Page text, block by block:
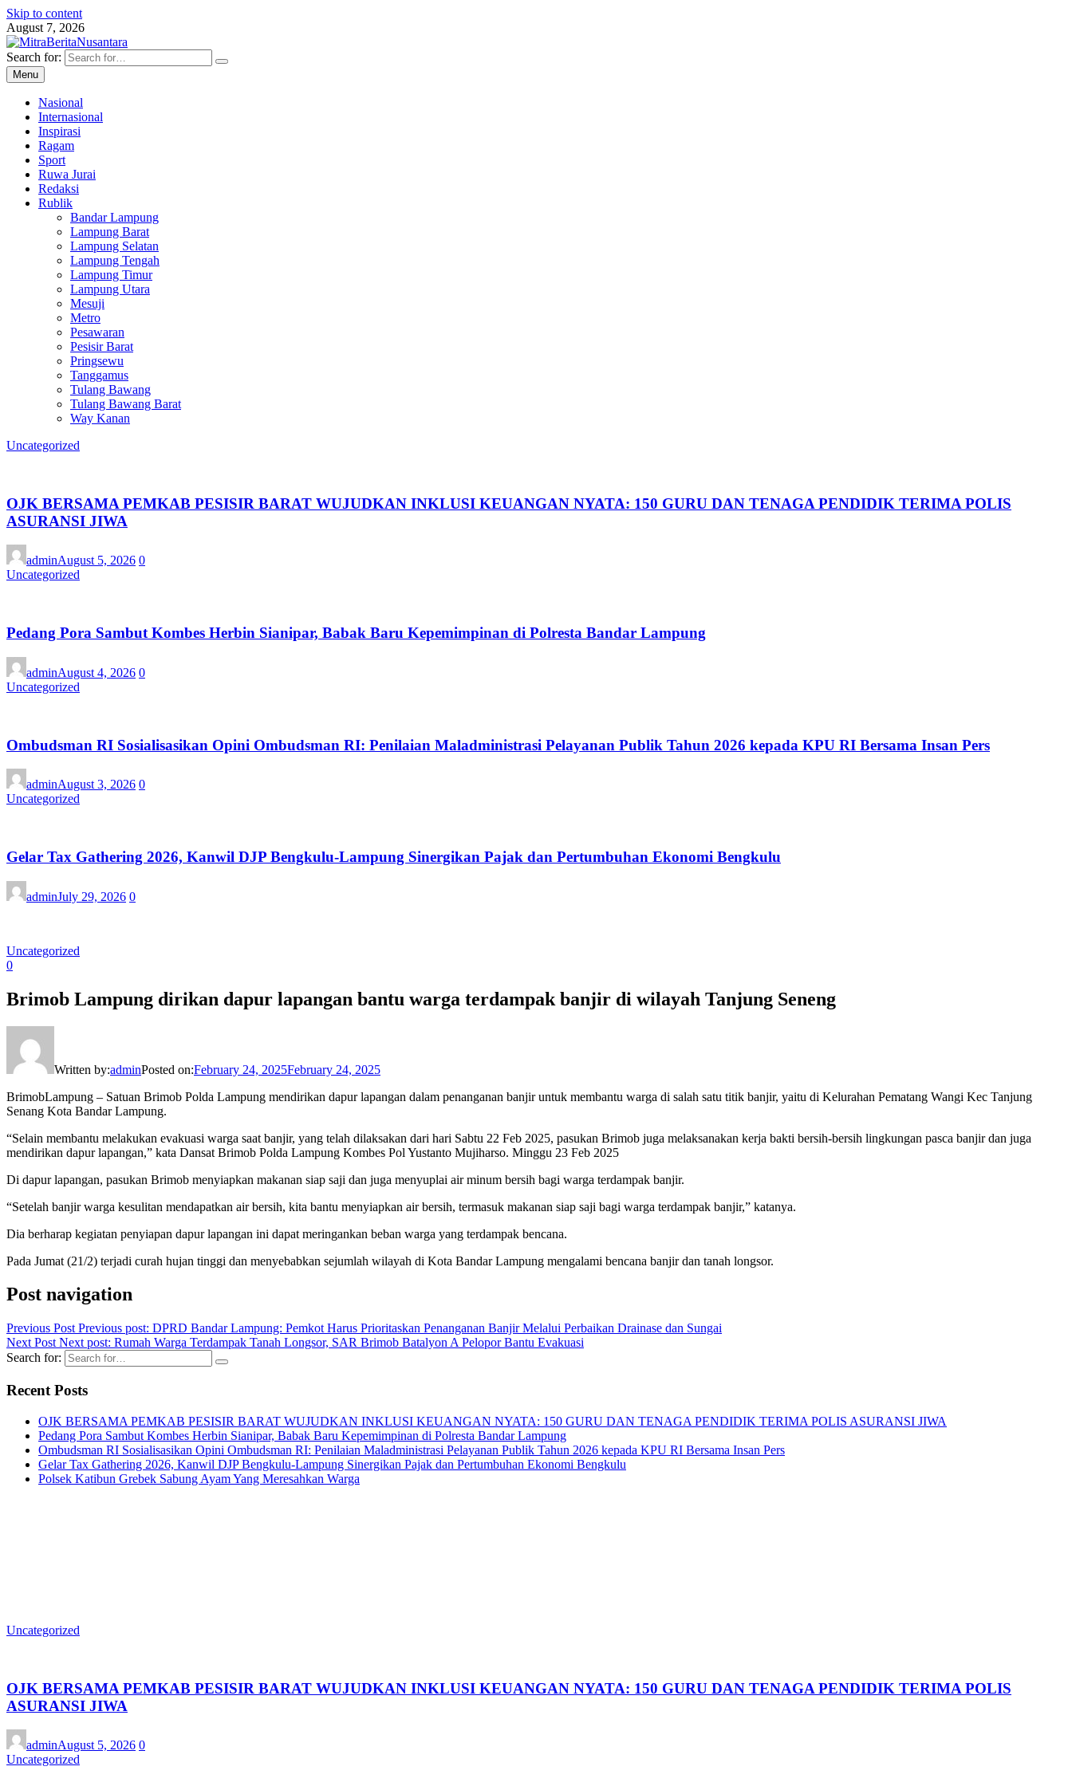
Skip to content
August 7, 2026
MitraBeritaNusantara
Berita online
Search for:
Menu
Nasional
Internasional
Inspirasi
Ragam
Sport
Ruwa Jurai
Redaksi
Rublik
Bandar Lampung
Lampung Barat
Lampung Selatan
Lampung Tengah
Lampung Timur
Lampung Utara
Mesuji
Metro
Pesawaran
Pesisir Barat
Pringsewu
Tanggamus
Tulang Bawang
Tulang Bawang Barat
Way Kanan
Uncategorized
OJK BERSAMA PEMKAB PESISIR BARAT WUJUDKAN INKLUSI KEUANGAN NYATA: 150 GURU DAN TENAGA PENDIDIK TERIMA POLIS
ASURANSI JIWA
adminAugust 5, 2026 0
Uncategorized
Pedang Pora Sambut Kombes Herbin Sianipar, Babak Baru Kepemimpinan di Polresta Bandar Lampung
adminAugust 4, 2026 0
Uncategorized
Ombudsman RI Sosialisasikan Opini Ombudsman RI: Penilaian Maladministrasi Pelayanan Publik Tahun 2026 kepada KPU RI Bersama Insan Pers
adminAugust 3, 2026 0
Uncategorized
Gelar Tax Gathering 2026, Kanwil DJP Bengkulu-Lampung Sinergikan Pajak dan Pertumbuhan Ekonomi Bengkulu
adminJuly 29, 2026 0
Uncategorized
0
Brimob Lampung dirikan dapur lapangan bantu warga terdampak banjir di wilayah Tanjung Seneng
Written by:adminPosted on:February 24, 2025February 24, 2025
BrimobLampung – Satuan Brimob Polda Lampung mendirikan dapur lapangan dalam penanganan banjir untuk membantu warga di salah satu titik banjir, yaitu di Kelurahan Pematang Wangi Kec Tanjung
Senang Kota Bandar Lampung.
“Selain membantu melakukan evakuasi warga saat banjir, yang telah dilaksakan dari hari Sabtu 22 Feb 2025, pasukan Brimob juga melaksanakan kerja bakti bersih-bersih lingkungan pasca banjir dan juga
mendirikan dapur lapangan,” kata Dansat Brimob Polda Lampung Kombes Pol Yustanto Mujiharso. Minggu 23 Feb 2025
Di dapur lapangan, pasukan Brimob menyiapkan makanan siap saji dan juga menyuplai air minum bersih bagi warga terdampak banjir.
“Setelah banjir warga kesulitan mendapatkan air bersih, kita bantu menyiapkan air bersih, termasuk makanan siap saji bagi warga terdampak banjir,” katanya.
Dia berharap kegiatan penyiapan dapur lapangan ini dapat meringankan beban warga yang terdampak bencana.
Pada Jumat (21/2) terjadi curah hujan tinggi dan menyebabkan sejumlah wilayah di Kota Bandar Lampung mengalami bencana banjir dan tanah longsor.
Post navigation
Previous Post Previous post: DPRD Bandar Lampung: Pemkot Harus Prioritaskan Penanganan Banjir Melalui Perbaikan Drainase dan Sungai
Next Post Next post: Rumah Warga Terdampak Tanah Longsor, SAR Brimob Batalyon A Pelopor Bantu Evakuasi
Search for:
Recent Posts
OJK BERSAMA PEMKAB PESISIR BARAT WUJUDKAN INKLUSI KEUANGAN NYATA: 150 GURU DAN TENAGA PENDIDIK TERIMA POLIS ASURANSI JIWA
Pedang Pora Sambut Kombes Herbin Sianipar, Babak Baru Kepemimpinan di Polresta Bandar Lampung
Ombudsman RI Sosialisasikan Opini Ombudsman RI: Penilaian Maladministrasi Pelayanan Publik Tahun 2026 kepada KPU RI Bersama Insan Pers
Gelar Tax Gathering 2026, Kanwil DJP Bengkulu-Lampung Sinergikan Pajak dan Pertumbuhan Ekonomi Bengkulu
Polsek Katibun Grebek Sabung Ayam Yang Meresahkan Warga
Uncategorized
OJK BERSAMA PEMKAB PESISIR BARAT WUJUDKAN INKLUSI KEUANGAN NYATA: 150 GURU DAN TENAGA PENDIDIK TERIMA POLIS
ASURANSI JIWA
adminAugust 5, 2026 0
Uncategorized